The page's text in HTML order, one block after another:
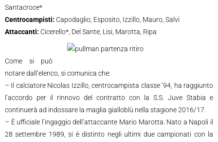
Santacroce*
Centrocampisti: Capodaglio, Esposito, Izzillo, Mauro, Salvi
Attaccanti: Cicerello*, Del Sante, Lisi, Marotta, Ripa
Come si può
notare dall’elenco, si comunica che:
– Il calciatore Nicolas Izzillo, centrocampista classe ’94, ha raggiunto
l’accordo per il rinnovo del contratto con la S.S. Juve Stabia e
continuerà ad indossare la maglia gialloblù nella stagione 2016/17.
– È ufficiale l’ingaggio dell’attaccante Mario Marotta. Nato a Napoli il
28 settembre 1989, si è distinto negli ultimi due campionati con la